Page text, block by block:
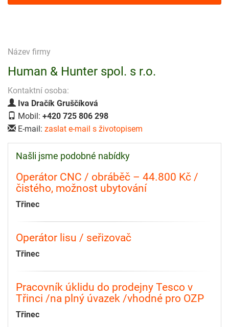
Název firmy
Human & Hunter spol. s r.o.
Kontaktní osoba:
Iva Dračík Gruščíková
Mobil: +420 725 806 298
E-mail: zaslat e-mail s životopisem
Našli jsme podobné nabídky
Operátor CNC / obráběč – 44.800 Kč /
čistého, možnost ubytování
Třinec
Operátor lisu / seřizovač
Třinec
Pracovník úklidu do prodejny Tesco v
Třinci /na plný úvazek /vhodné pro OZP
Třinec